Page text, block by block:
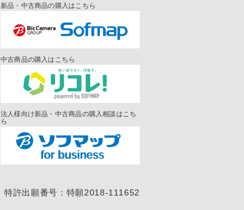
新品・中古商品の購入はこちら
中古商品の購入はこちら
法人様向け新品・中古商品の購入相談はこち
ら
特許出願番号：特願2018-111652